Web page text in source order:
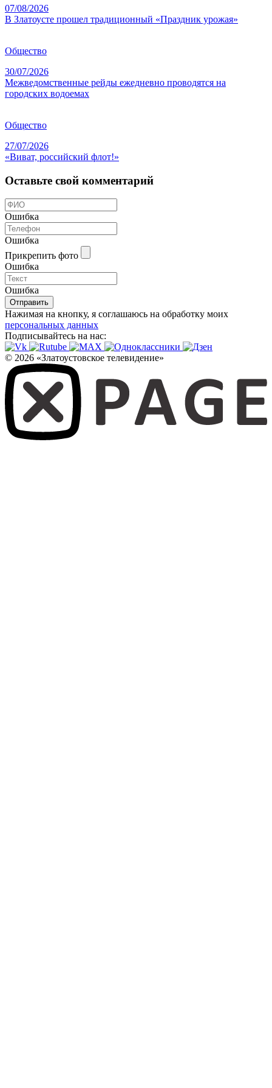
07/08/2026
В Златоусте прошел традиционный «Праздник урожая»
Общество
30/07/2026
Межведомственные рейды ежедневно проводятся на
городских водоемах
Общество
27/07/2026
«Виват, российский флот!»
Оставьте свой комментарий
Ошибка
Ошибка
Прикрепить фото
Ошибка
Ошибка
Отправить
Нажимая на кнопку, я соглашаюсь на обработку моих
персональных данных
Подписывайтесь на нас:
© 2026 «Златоустовское телевидение»